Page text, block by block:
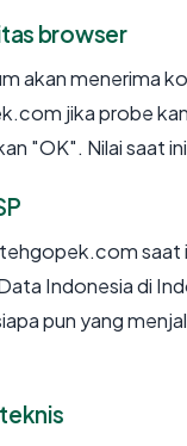
browser
akan menerima
jika probe
"OK". Nilai saat
saat
Indonesia di
pun yang